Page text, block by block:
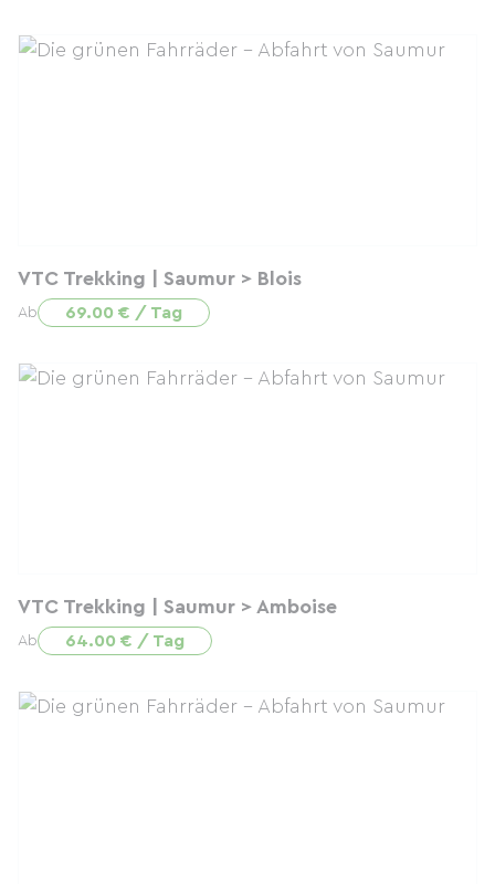
VTC Trekking | Saumur > Blois
Ab 69.00 € / Tag
VTC Trekking | Saumur > Amboise
Ab 64.00 € / Tag